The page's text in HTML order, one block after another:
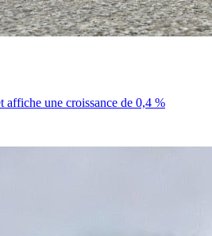
affiche une croissance de 0,4 %